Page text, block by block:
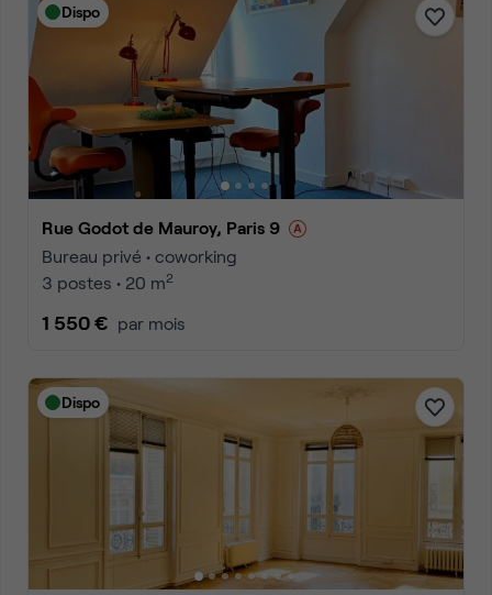
Dispo
Rue Godot de Mauroy, Paris 9
Bureau privé • coworking
3 postes • 20 m2
1 550 € par mois
Dispo